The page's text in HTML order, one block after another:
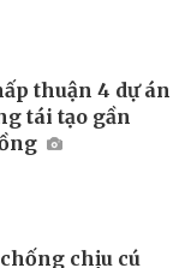
thuận 4 dự án
tái tạo gần
chịu cú